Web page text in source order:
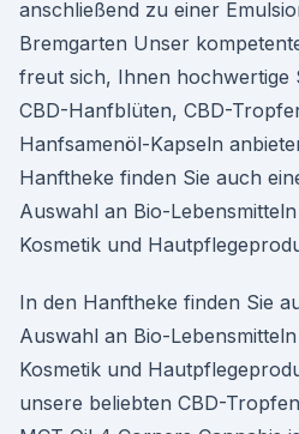
anschließend zu einer
Bremgarten Unser
freut sich, Ihnen hochwertige
CBD-Hanfblüten, CBD-
Hanfsamenöl-Kapseln
Hanftheke finden Sie auch
Auswahl an Bio-
Kosmetik und
In den Hanftheke finden Sie
Auswahl an Bio-
Kosmetik und
unsere beliebten CBD-